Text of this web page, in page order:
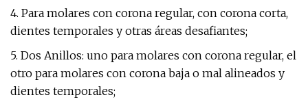
4. Para molares con corona regular, con corona corta,
dientes temporales y otras áreas desafiantes;
5. Dos Anillos: uno para molares con corona regular, el
otro para molares con corona baja o mal alineados y
dientes temporales;